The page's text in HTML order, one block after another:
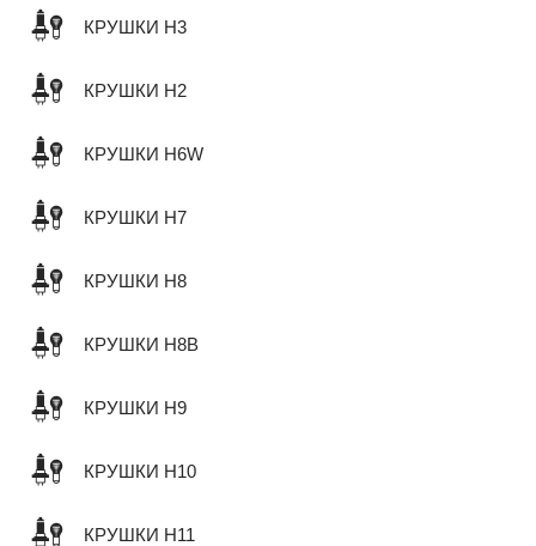
КРУШКИ H3
КРУШКИ H2
КРУШКИ H6W
КРУШКИ H7
КРУШКИ H8
КРУШКИ H8B
КРУШКИ H9
КРУШКИ H10
КРУШКИ H11